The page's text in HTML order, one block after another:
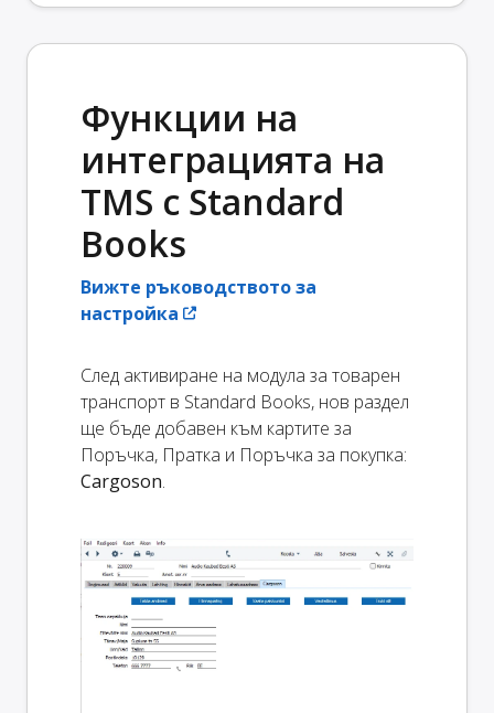
Функции на
интеграцията на
TMS с Standard
Books
Вижте ръководството за
настройка
След активиране на модула за товарен
транспорт в Standard Books, нов раздел
ще бъде добавен към картите за
Поръчка, Пратка и Поръчка за покупка:
Cargoson.